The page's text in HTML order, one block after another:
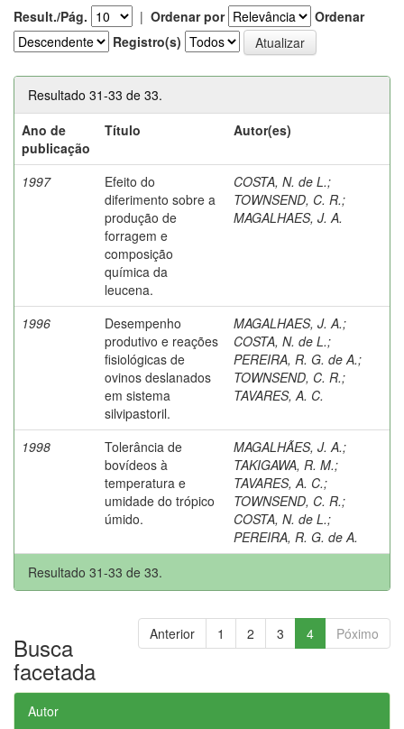
Result./Pág. | Ordenar por
Ordenar
Registro(s)
Resultado 31-33 de 33.
Ano de
publicação
Título Autor(es)
1997
Efeito do
diferimento sobre a
produção de
forragem e
composição
química da
leucena.
COSTA, N. de L.;
TOWNSEND, C. R.;
MAGALHAES, J. A.
1996
Desempenho
produtivo e reações
fisiológicas de
ovinos deslanados
em sistema
silvipastoril.
MAGALHAES, J. A.;
COSTA, N. de L.;
PEREIRA, R. G. de A.;
TOWNSEND, C. R.;
TAVARES, A. C.
1998
Tolerância de
bovídeos à
temperatura e
umidade do trópico
úmido.
MAGALHÃES, J. A.;
TAKIGAWA, R. M.;
TAVARES, A. C.;
TOWNSEND, C. R.;
COSTA, N. de L.;
PEREIRA, R. G. de A.
Resultado 31-33 de 33.
Anterior 1 2 3 4 Póximo
Busca
facetada
Autor